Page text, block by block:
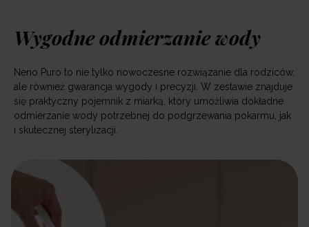
Wygodne odmierzanie wody
Neno Puro to nie tylko nowoczesne rozwiązanie dla rodziców,
ale również gwarancja wygody i precyzji. W zestawie znajduje
się praktyczny pojemnik z miarką, który umożliwia dokładne
odmierzanie wody potrzebnej do podgrzewania pokarmu, jak
i skutecznej sterylizacji.